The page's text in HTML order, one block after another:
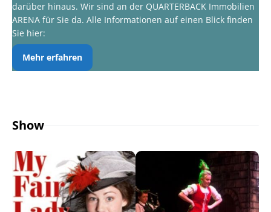
darüber hinaus. Wir sind an der QUARTERBACK Immobilien
ARENA für Sie da. Alle Informationen auf einen Blick finden
Sie hier:
Mehr erfahren
Show